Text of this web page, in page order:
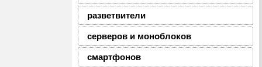
разветвители
серверов и моноблоков
смартфонов